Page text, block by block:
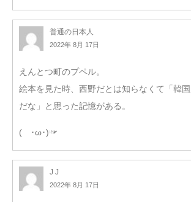
普通の日本人
2022年 8月 17日
えんとつ町のプペル。
絵本を見た時、西野だとは知らなくて「韓
だな」と思った記憶がある。
( ･ω･)☞
J J
2022年 8月 17日